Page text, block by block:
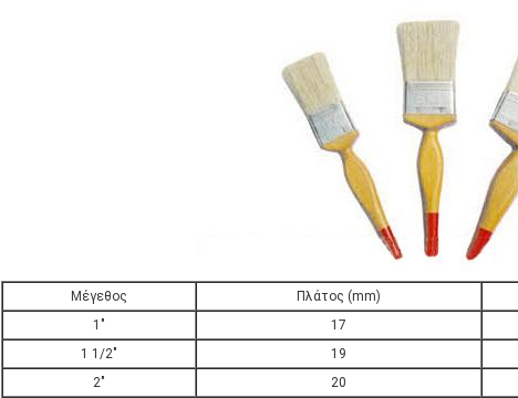
Μέγεθος Πλάτος (mm)
1"
17
1 1/2"
19
2"
20